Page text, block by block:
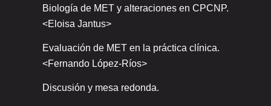
Biología de MET y alteraciones en CPCNP.
<Eloisa Jantus>
Evaluación de MET en la práctica clínica.
<Fernando López-Ríos>
Discusión y mesa redonda.